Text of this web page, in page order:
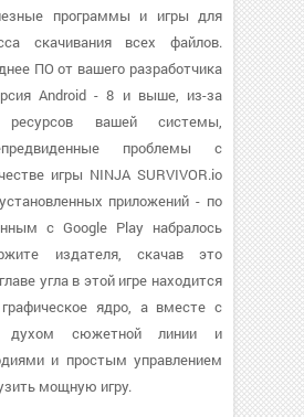
программы и игры для
скачивания всех файлов.
ПО от вашего разработчика
Android - 8 и выше, из-за
ресурсов вашей системы,
проблемы с
игры NINJA SURVIVOR.io
приложений - по
с Google Play набралось
издателя, скачав это
угла в этой игре находится
ядро, а вместе с
духом сюжетной линии и
и простым управлением
мощную игру.